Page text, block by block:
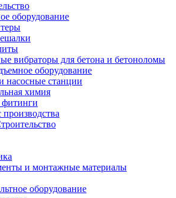
оборудование
вибраторы для бетона и бетоноломы
оборудование
насосные станции
химия
и монтажные материалы
оборудование